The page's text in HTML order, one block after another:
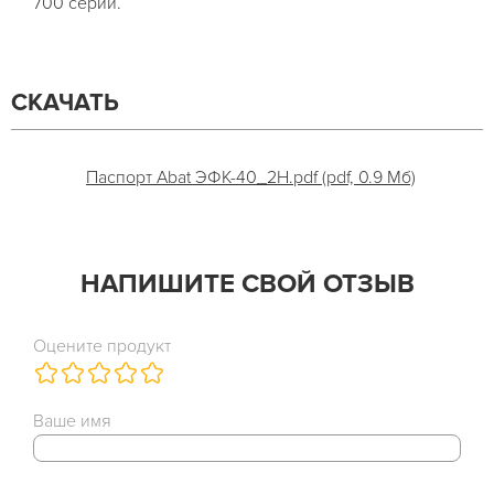
СКАЧАТЬ
Паспорт Abat ЭФК-40_2Н.pdf (pdf, 0.9 Мб)
НАПИШИТЕ СВОЙ ОТЗЫВ
Оцените продукт
Ваше имя